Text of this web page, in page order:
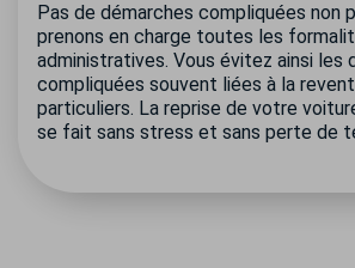
Pas de démarches compliquées non
prenons en charge toutes les
administratives. Vous évitez ainsi les
compliquées souvent liées à la
particuliers. La reprise de votre
se fait sans stress et sans perte de